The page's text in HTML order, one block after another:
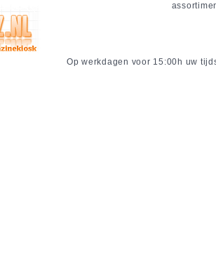
Op werkdagen voor 15:00h uw